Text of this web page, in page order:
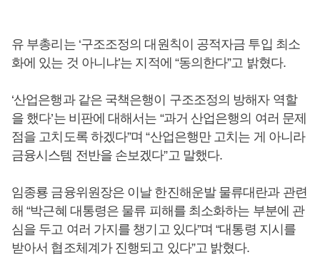
유 부총리는 ‘구조조정의 대원칙이 공적자금 투입 최소
화에 있는 것 아니냐’는 지적에 “동의한다”고 밝혔다.
‘산업은행과 같은 국책은행이 구조조정의 방해자 역할
을 했다’는 비판에 대해서는 “과거 산업은행의 여러 문제
점을 고치도록 하겠다”며 “산업은행만 고치는 게 아니라
금융시스템 전반을 손보겠다”고 말했다.
임종룡 금융위원장은 이날 한진해운발 물류대란과 관련
해 “박근혜 대통령은 물류 피해를 최소화하는 부분에 관
심을 두고 여러 가지를 챙기고 있다”며 “대통령 지시를
받아서 협조체계가 진행되고 있다”고 밝혔다.